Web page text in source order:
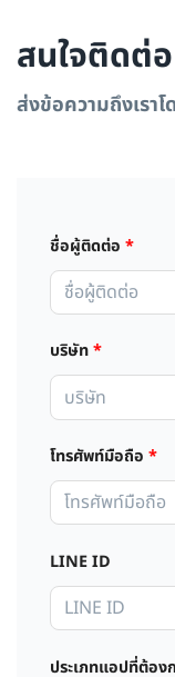
สนใจติดต่อ
ส่งข้อความถึงเรา
ชื่อผู้ติดต่อ *
บริษัท*
โทรศัพท์มือถือ *
LINE ID
ประเภทแอปที่ต้อ